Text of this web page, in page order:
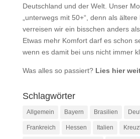
Deutschland und der Welt. Unser
„unterwegs mit 50+“, denn als
verreisen wir ein bisschen anders
Etwas mehr Komfort darf es schon
wenn es damit bei uns nicht immer
Was alles so passiert? Lies hier
Schlagwörter
Allgemein Bayern Brasilien
Frankreich Hessen Italien